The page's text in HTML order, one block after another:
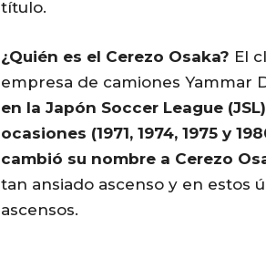
título.
¿Quién es el Cerezo Osaka? El
empresa de camiones Yammar
en la Japón Soccer League
ocasiones (1971, 1974, 1975 y
cambió su nombre a Cerezo
tan ansiado ascenso y en estos
ascensos.